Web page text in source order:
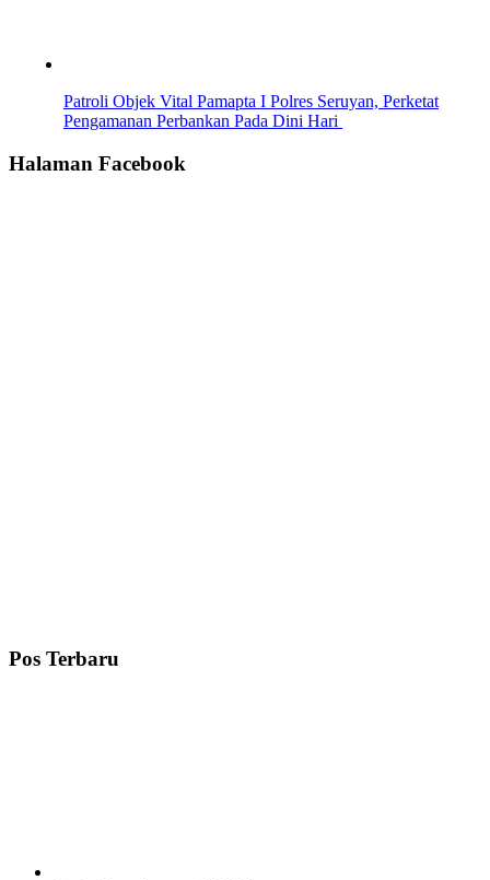
Patroli Objek Vital Pamapta I Polres Seruyan, Perketat
Pengamanan Perbankan Pada Dini Hari
Halaman Facebook
Pos Terbaru